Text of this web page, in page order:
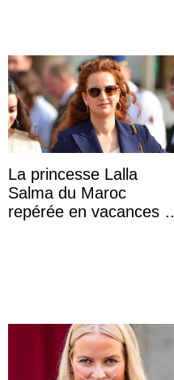
La princesse Lalla
Salma du Maroc
repérée en vacances à